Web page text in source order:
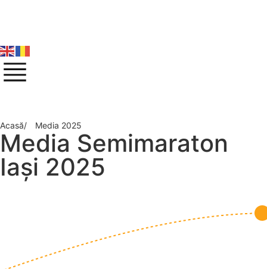
Acasă/ Media 2025
Media Semimaraton
Iași 2025